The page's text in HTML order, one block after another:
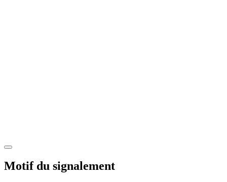
Motif du signalement